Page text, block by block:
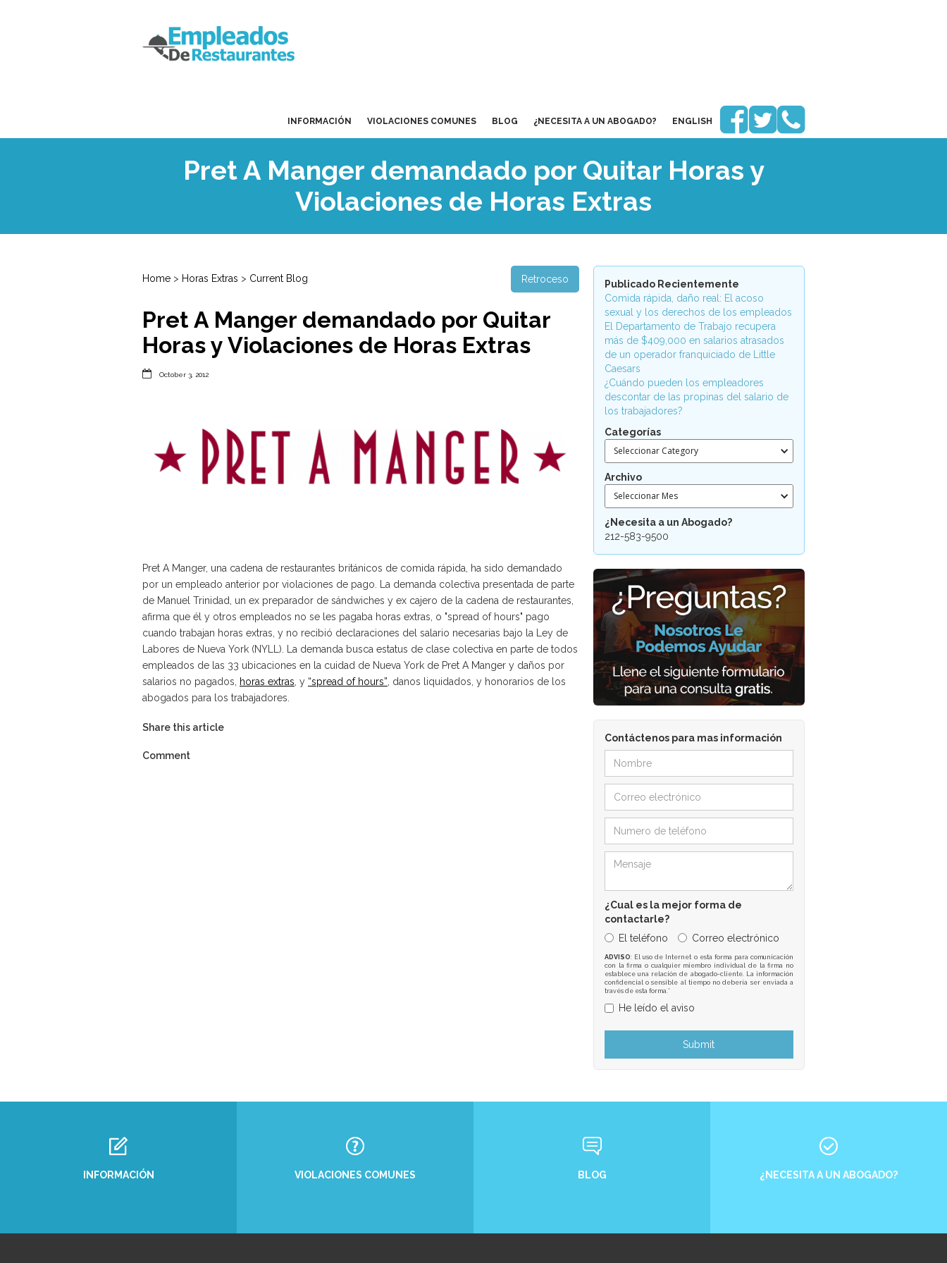
INFORMACIÓN VIOLACIONES COMUNES BLOG ¿NECESITA A UN ABOGADO? ENGLISH 
Pret A Manger demandado por Quitar Horas y
Violaciones de Horas Extras
Home > Horas Extras > Current Blog Retroceso
Pret A Manger demandado por Quitar
Horas y Violaciones de Horas Extras
 October 3, 2012
Pret A Manger, una cadena de restaurantes británicos de comida rápida, ha sido demandado
por un empleado anterior por violaciones de pago. La demanda colectiva presentada de parte
de Manuel Trinidad, un ex preparador de sándwiches y ex cajero de la cadena de restaurantes,
afirma que él y otros empleados no se les pagaba horas extras, o "spread of hours" pago
cuando trabajan horas extras, y no recibió declaraciones del salario necesarias bajo la Ley de
Labores de Nueva York (NYLL). La demanda busca estatus de clase colectiva en parte de todos
empleados de las 33 ubicaciones en la cuidad de Nueva York de Pret A Manger y daños por
salarios no pagados, horas extras, y “spread of hours”, danos liquidados, y honorarios de los
abogados para los trabajadores.
Share this article
Comment
Publicado Recientemente
Comida rápida, daño real: El acoso
sexual y los derechos de los empleados
El Departamento de Trabajo recupera
más de $409,000 en salarios atrasados
de un operador franquiciado de Little
Caesars
¿Cuándo pueden los empleadores
descontar de las propinas del salario de
los trabajadores?
Categorías
Seleccionar Category
Archivo
Seleccionar Mes
¿Necesita a un Abogado?
212-583-9500
Contáctenos para mas información
¿Cual es la mejor forma de
contactarle?
El teléfono
Correo electrónico
ADVISO: El uso de Internet o esta forma para comunicación
con la firma o cualquier miembro individual de la firma no
establece una relación de abogado-cliente. La información
confidencial o sensible al tiempo no debería ser enviada a
través de esta forma.*
He leído el aviso
INFORMACIÓN VIOLACIONES COMUNES BLOG ¿NECESITA A UN ABOGADO?